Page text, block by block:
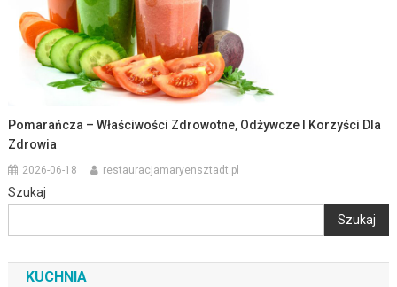
Pomarańcza – Właściwości Zdrowotne, Odżywcze I Korzyści Dla
Zdrowia
2026-06-18 restauracjamaryensztadt.pl
Szukaj
Szukaj
KUCHNIA